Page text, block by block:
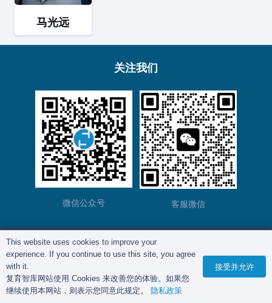
马光远
关注我们
微信公众号 客服微信
版权所有©复育智库2012 – 2025年 |
This website uses cookies to improve your
experience. If you continue to use this site, you agree
with it.
复育智库网站使用 Cookies 来改善您的体验。如果您
继续使用本网站，则表示您同意此规定。 隐私政策
接受并允许